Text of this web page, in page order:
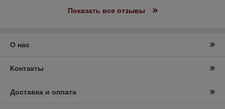
Показать все отзывы
О нас
Контакты
Доставка и оплата